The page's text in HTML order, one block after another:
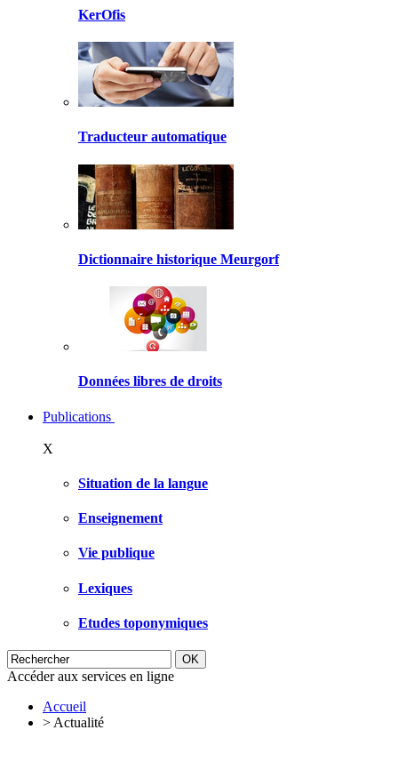
KerOfis
Traducteur automatique
Dictionnaire historique Meurgorf
Données libres de droits
Publications
X
Situation de la langue
Enseignement
Vie publique
Lexiques
Etudes toponymiques
Accéder aux services en ligne
Accueil
> Actualité